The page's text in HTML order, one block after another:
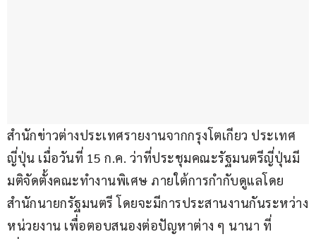
สำนักข่าวต่างประเทศรายงานจากกรุงโตเกียว ประเทศ
ญี่ปุ่น เมื่อวันที่ 15 ก.ค. ว่าที่ประชุมคณะรัฐมนตรีญี่ปุ่นมี
มติจัดตั้งคณะทำงานพิเศษ ภายใต้การกำกับดูแลโดย
สำนักนายกรัฐมนตรี โดยจะมีการประสานงานกันระหว่าง
หน่วยงาน เพื่อตอบสนองต่อปัญหาต่าง ๆ นานา ที่